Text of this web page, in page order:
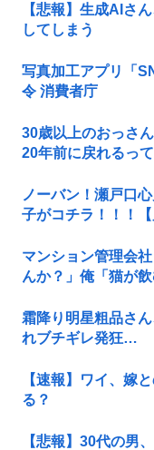
【悲報】生成AIさ
してしまう
写真加工アプリ「
令 消費者庁
30歳以上のおっさ
20年前に戻れるっ
ノーバン！瀬戸口
子がコチラ！！！【
マンション管理会
んか？」俺「猫が
霜降り明星粗品さ
れブチギレ発狂…
【速報】ワイ、嫁
る？
【悲報】30代の男